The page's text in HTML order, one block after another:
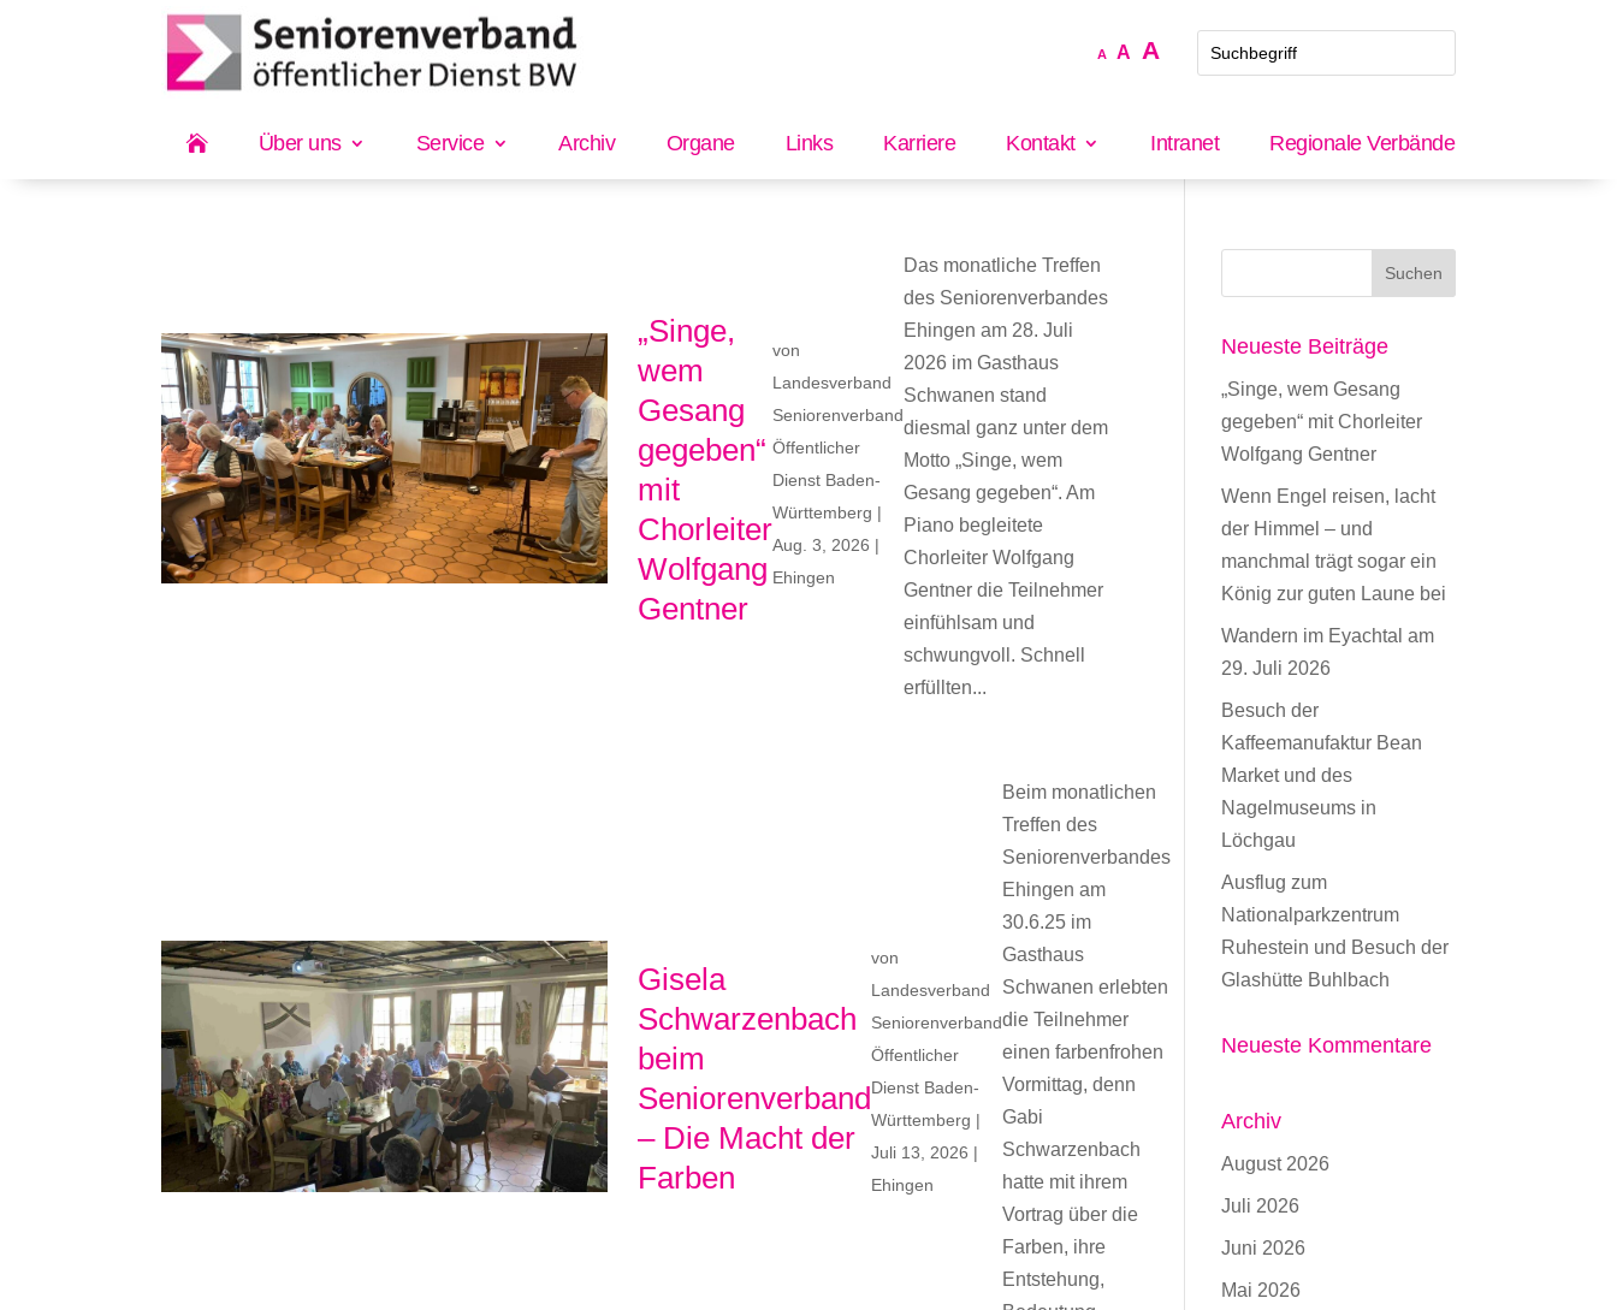
A Decrease
A Reset
A Increase
font
 Über uns Service Archiv Organe Links Karriere Kontakt Intranet Regionale Verbände
„Singe,
wem
Gesang
gegeben“
mit
Chorleiter
Wolfgang
Gentner
von
Landesverband
Seniorenverband
Öffentlicher
Dienst Baden-
Württemberg |
Aug. 3, 2026 |
Ehingen
Das monatliche Treffen
des Seniorenverbandes
Ehingen am 28. Juli
2026 im Gasthaus
Schwanen stand
diesmal ganz unter dem
Motto „Singe, wem
Gesang gegeben“. Am
Piano begleitete
Chorleiter Wolfgang
Gentner die Teilnehmer
einfühlsam und
schwungvoll. Schnell
erfüllten...
Gisela
Schwarzenbach
beim
Seniorenverband
– Die Macht der
Farben
von
Landesverband
Seniorenverband
Öffentlicher
Dienst Baden-
Württemberg |
Juli 13, 2026 |
Ehingen
Beim monatlichen
Treffen des
Seniorenverbandes
Ehingen am
30.6.25 im
Gasthaus
Schwanen erlebten
die Teilnehmer
einen farbenfrohen
Vormittag, denn
Gabi
Schwarzenbach
hatte mit ihrem
Vortrag über die
Farben, ihre
Entstehung,
Neueste Beiträge
„Singe, wem Gesang
gegeben“ mit Chorleiter
Wolfgang Gentner
Wenn Engel reisen, lacht
der Himmel – und
manchmal trägt sogar ein
König zur guten Laune bei
Wandern im Eyachtal am
29. Juli 2026
Besuch der
Kaffeemanufaktur Bean
Market und des
Nagelmuseums in
Löchgau
Ausflug zum
Nationalparkzentrum
Ruhestein und Besuch der
Glashütte Buhlbach
Neueste Kommentare
Archiv
August 2026
Juli 2026
Juni 2026
Mai 2026